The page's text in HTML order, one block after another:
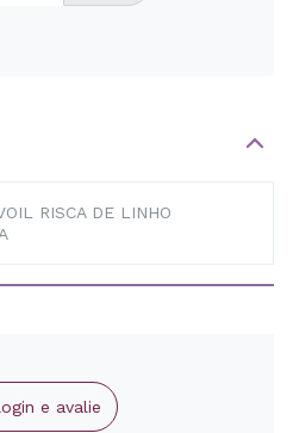
RISCA DE LINHO
e avalie